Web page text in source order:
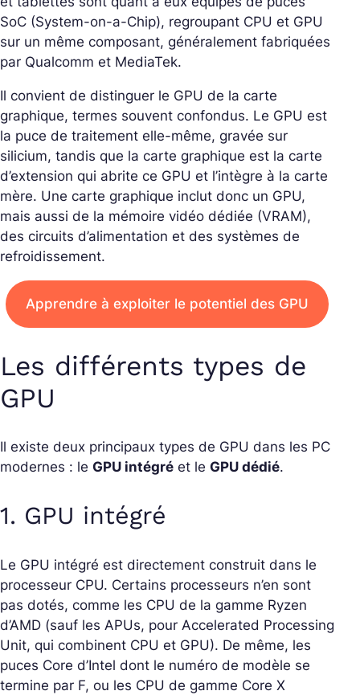
SoC (System-on-a-Chip), regroupant CPU et GPU
sur un même composant, généralement fabriquées
par Qualcomm et MediaTek.
Il convient de distinguer le GPU de la carte
graphique, termes souvent confondus. Le GPU est
la puce de traitement elle-même, gravée sur
silicium, tandis que la carte graphique est la carte
d’extension qui abrite ce GPU et l’intègre à la carte
mère. Une carte graphique inclut donc un GPU,
mais aussi de la mémoire vidéo dédiée (VRAM),
des circuits d’alimentation et des systèmes de
refroidissement.
Apprendre à exploiter le potentiel des GPU
Les différents types de
GPU
Il existe deux principaux types de GPU dans les PC
modernes : le GPU intégré et le GPU dédié.
1. GPU intégré
Le GPU intégré est directement construit dans le
processeur CPU. Certains processeurs n’en sont
pas dotés, comme les CPU de la gamme Ryzen
d’AMD (sauf les APUs, pour Accelerated Processing
Unit, qui combinent CPU et GPU). De même, les
puces Core d’Intel dont le numéro de modèle se
termine par F, ou les CPU de gamme Core X